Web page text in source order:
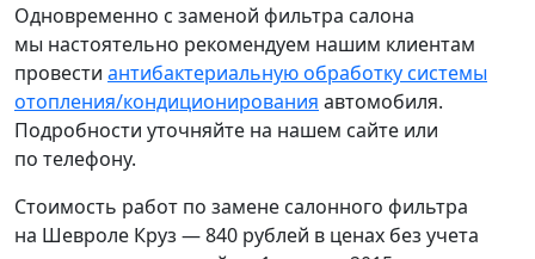
Одновременно с заменой фильтра салона
мы настоятельно рекомендуем нашим клиентам
провести антибактериальную обработку системы
отопления/кондиционирования автомобиля.
Подробности уточняйте на нашем сайте или
по телефону.
Стоимость работ по замене салонного фильтра
на Шевроле Круз — 840 рублей в ценах без учета